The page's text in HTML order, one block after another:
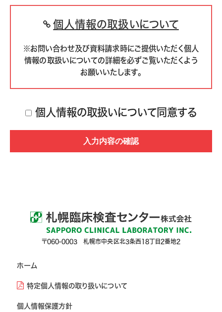
個人情報の取扱いについて
※お問い合わせ及び資料請求時にご提供いただく個人
情報の取扱いについての詳細を必ずご覧いただくよう
お願いいたします。
個人情報の取扱いについて同意する
〒060-0003 札幌市中央区北3条西18丁目2番地2
ホーム
特定個人情報の取り扱いについて
個人情報保護方針